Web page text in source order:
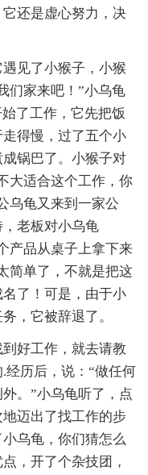
还是虚心努力，决
见了小猴子，小猴
们家来吧！”小乌龟
了工作，它先把饭
得慢，过了五个小
锅巴了。小猴子对
大适合这个工作，你
乌龟又来到一家公
老板对小乌龟
产品从桌子上拿下来
简单了，不就是把这
了！可是，由于小
，它被辞退了。
好工作，就去请教
经历后，说：“做任何
。”小乌龟听了，点
迈出了找工作的步
乌龟，你们猜怎么
，开了个杂技团，